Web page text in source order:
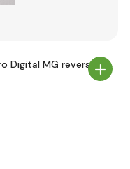
Digital MG revers